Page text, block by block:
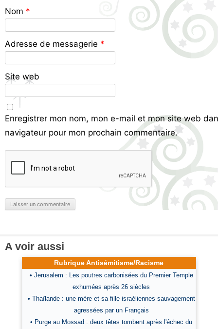
Nom *
Adresse de messagerie *
Site web
Enregistrer mon nom, mon e-mail et mon site web
navigateur pour mon prochain commentaire.
A voir aussi
Rubrique Antisémitisme/Racisme
• Jerusalem : Les poutres carbonisées du Premier Temple
exhumées après 26 siècles
• Thaïlande : une mère et sa fille israéliennes sauvagement
agressées par un Français
• Purge au Mossad : deux têtes tombent après l'échec du